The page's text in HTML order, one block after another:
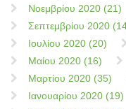
Νοεμβρίου 2020 (21)
Σεπτεμβρίου 2020
Ιουλίου 2020 (20)
Μαίου 2020 (16)
Μαρτίου 2020 (35)
Ιανουαρίου 2020 (19)